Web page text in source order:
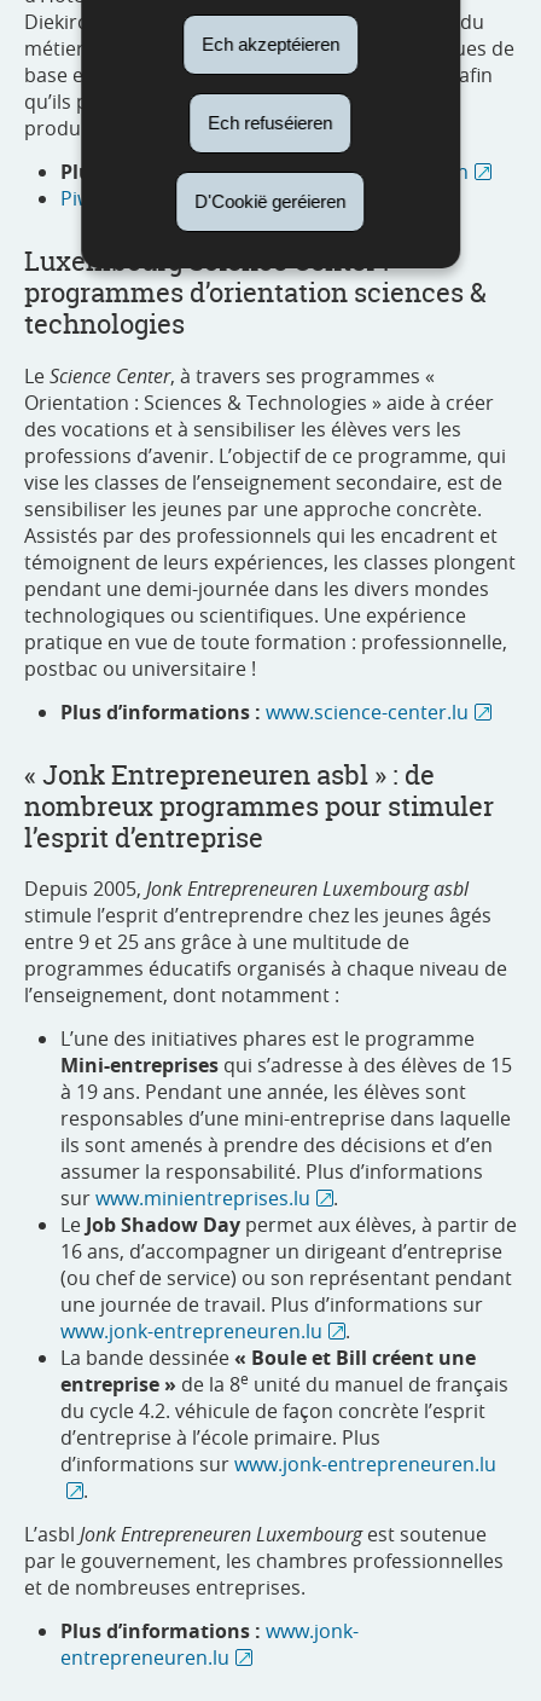
Ech akzeptéieren
Ech refuséieren
D'Cookië geréieren
Diekirch. L’objectif est de rapprocher les jeunes du
métier de cuisinier, de leur montrer les techniques de
base et les différentes méthodes de cuisson ou afin
qu’ils puissent se rendre compte comment un
produit initial se transforme en produit final.
Plus d’informations :www.vatel.lu/minikach
Piwitsch.lu: Kochen um die Wette
Luxembourg Science Center :
programmes d’orientation sciences &
technologies
LeScience Center, à travers ses programmes «
Orientation : Sciences & Technologies » aide à créer
des vocations et à sensibiliser les élèves vers les
professions d’avenir. L’objectif de ce programme, qui
vise les classes de l’enseignement secondaire, est de
sensibiliser les jeunes par une approche concrète.
Assistés par des professionnels qui les encadrent et
témoignent de leurs expériences, les classes plongent
pendant une demi-journée dans les divers mondes
technologiques ou scientifiques. Une expérience
pratique en vue de toute formation : professionnelle,
postbac ou universitaire !
Plus d’informations : www.science-center.lu
« Jonk Entrepreneuren asbl » : de
nombreux programmes pour stimuler
l’esprit d’entreprise
Depuis 2005, Jonk Entrepreneuren Luxembourg asbl
stimule l’esprit d’entreprendre chez les jeunes âgés
entre 9 et 25 ans grâce à une multitude de
programmes éducatifs organisés à chaque niveau de
l’enseignement, dont notamment :
L’une des initiatives phares est le programme
Mini-entreprises qui s’adresse à des élèves de 15
à 19 ans. Pendant une année, les élèves sont
responsables d’une mini-entreprise dans laquelle
ils sont amenés à prendre des décisions et d’en
assumer la responsabilité. Plus d’informations
surwww.minientreprises.lu
.
Le Job Shadow Day permet aux élèves, à partir de
16 ans, d’accompagner un dirigeant d’entreprise
(ou chef de service) ou son représentant pendant
une journée de travail. Plus d’informations sur
www.jonk-entrepreneuren.lu
.
La bande dessinée« Boule et Bill créent une
entreprise » de la 8e unité du manuel de français
du cycle 4.2. véhicule de façon concrète l’esprit
d’entreprise à l’école primaire. Plus
d’informations surwww.jonk-entrepreneuren.lu
.
L’asbl Jonk Entrepreneuren Luxembourgest soutenue
par le gouvernement, les chambres professionnelles
et de nombreuses entreprises.
Plus d’informations : www.jonk-
entrepreneuren.lu